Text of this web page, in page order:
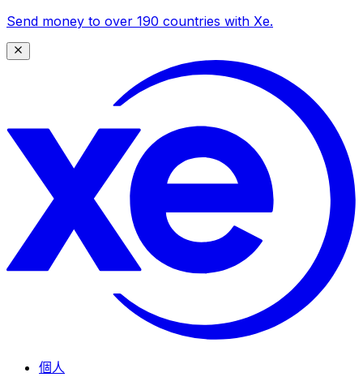
Send money to over 190 countries with Xe.
個人